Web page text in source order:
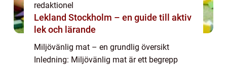
redaktionel
Lekland Stockholm – en guide till aktiv
lek och lärande
Miljövänlig mat – en grundlig översikt
Inledning: Miljövänlig mat är ett begrepp